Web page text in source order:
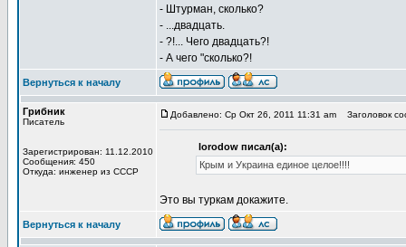
- Штурман, сколько?
- ...двадцать.
- ?!... Чего двадцать?!
- А чего "сколько?!
Вернуться к началу
Грибник
Писатель
Зарегистрирован: 11.12.2010
Сообщения: 450
Откуда: инженер из СССР
Добавлено: Ср Окт 26, 2011 11:31 am Заголовок
lorodow писал(а):
Крым и Украина единое целое!!!!
Это вы туркам докажите.
Вернуться к началу